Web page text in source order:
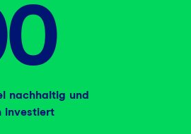
nachhaltig und
investiert